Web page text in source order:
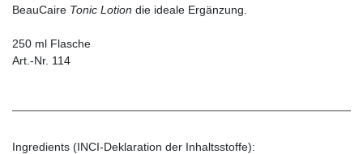
BeauCaire Tonic Lotion die ideale Ergänzung.
250 ml Flasche
Art.-Nr. 114
Ingredients (INCI-Deklaration der Inhaltsstoffe):